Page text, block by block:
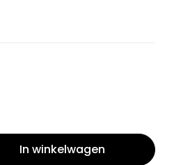
In winkelwagen